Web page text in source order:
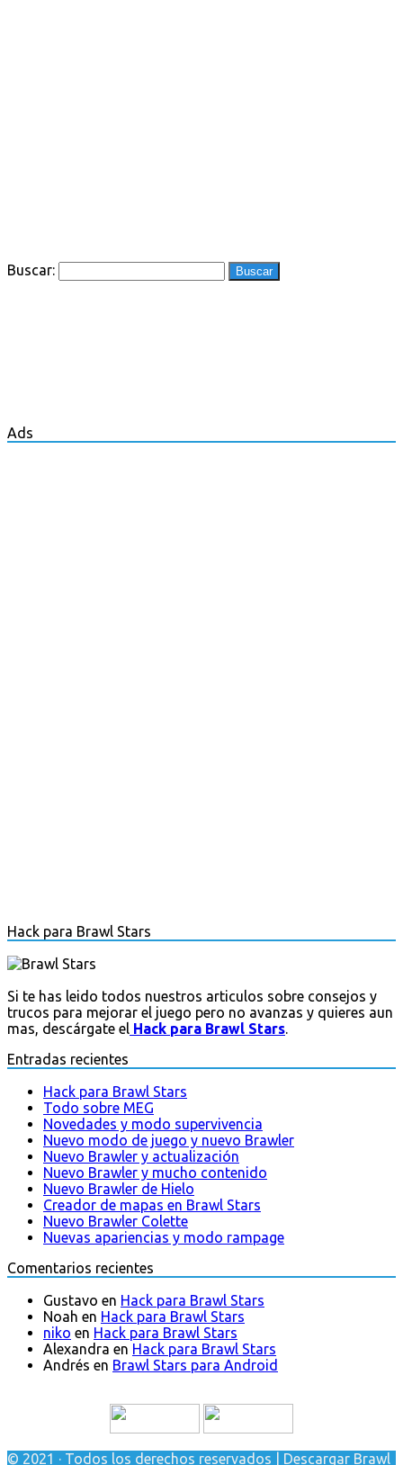
Buscar:
Ads
Hack para Brawl Stars
Si te has leido todos nuestros articulos sobre consejos y
trucos para mejorar el juego pero no avanzas y quieres aun
mas, descárgate el Hack para Brawl Stars.
Entradas recientes
Hack para Brawl Stars
Todo sobre MEG
Novedades y modo supervivencia
Nuevo modo de juego y nuevo Brawler
Nuevo Brawler y actualización
Nuevo Brawler y mucho contenido
Nuevo Brawler de Hielo
Creador de mapas en Brawl Stars
Nuevo Brawler Colette
Nuevas apariencias y modo rampage
Comentarios recientes
Gustavo en Hack para Brawl Stars
Noah en Hack para Brawl Stars
niko en Hack para Brawl Stars
Alexandra en Hack para Brawl Stars
Andrés en Brawl Stars para Android
© 2021 · Todos los derechos reservados | Descargar Brawl